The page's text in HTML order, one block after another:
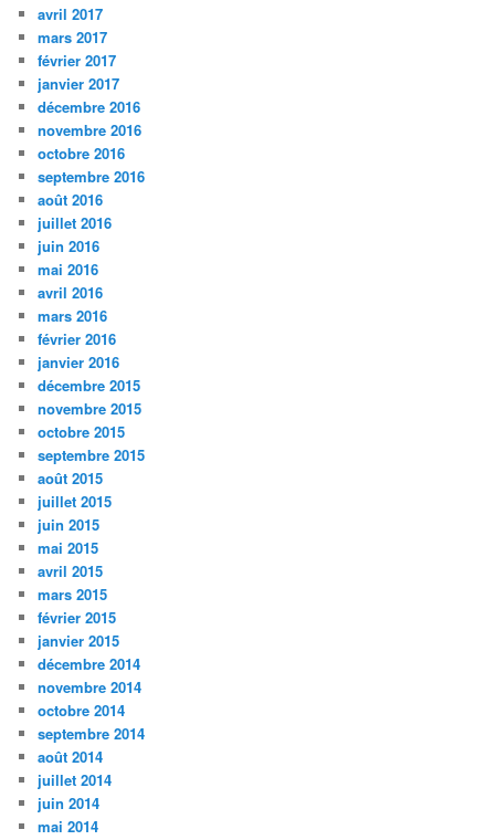
avril 2017
mars 2017
février 2017
janvier 2017
décembre 2016
novembre 2016
octobre 2016
septembre 2016
août 2016
juillet 2016
juin 2016
mai 2016
avril 2016
mars 2016
février 2016
janvier 2016
décembre 2015
novembre 2015
octobre 2015
septembre 2015
août 2015
juillet 2015
juin 2015
mai 2015
avril 2015
mars 2015
février 2015
janvier 2015
décembre 2014
novembre 2014
octobre 2014
septembre 2014
août 2014
juillet 2014
juin 2014
mai 2014